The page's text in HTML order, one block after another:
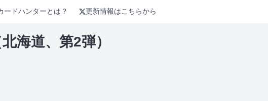
ードハンターとは？ 更新情報はこちらから
海道、第2弾）